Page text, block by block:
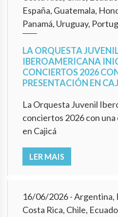
España, Guatemala,
Panamá, Uruguay,
LA ORQUESTA
IBEROAMERICANA
CONCIERTOS 2026
PRESENTACIÓN EN
La Orquesta Juvenil
conciertos 2026 con
en Cajicá
LER MAIS
16/06/2026- Argentina,
Costa Rica, Chile,